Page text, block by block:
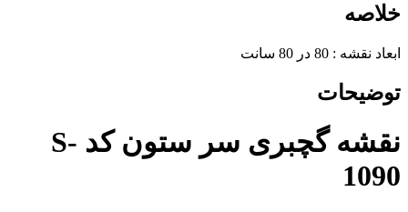
خلاصه
ابعاد نقشه : 80 در 80 سانت
توضیحات
نقشه گچبری سر ستون کد S-
1090